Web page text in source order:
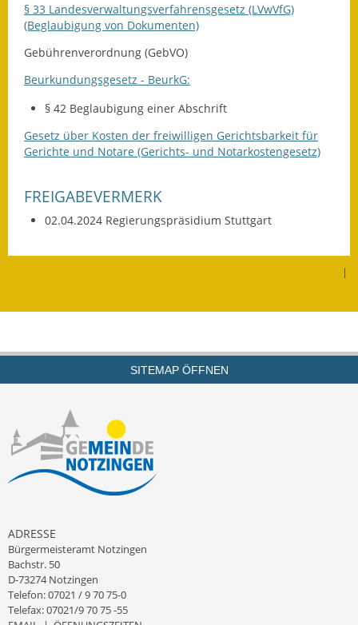
Rückstausicherung von
Hochwassergefahrenkarte
Gemeindehalle und
Bürgerhaus
Integration und Asyl
Bevölkerungsschutz
Ver- & Entsorgung
§ 33 Landesverwaltungsverfahrensgesetz (LVwVfG)
(Beglaubigung von Dokumenten)
Gebührenverordnung (GebVO)
Beurkundungsgesetz - BeurkG:
§ 42 Beglaubigung einer Abschrift
Gesetz über Kosten der freiwilligen Gerichtsbarkeit für
Gerichte und Notare (Gerichts- und Notarkostengesetz)
FREIGABEVERMERK
02.04.2024 Regierungspräsidium Stuttgart
|
SITEMAP ÖFFNEN
ADRESSE
Bürgermeisteramt Notzingen
Bachstr. 50
D-73274 Notzingen
Telefon: 07021 / 9 70 75-0
Telefax: 07021/9 70 75 -55